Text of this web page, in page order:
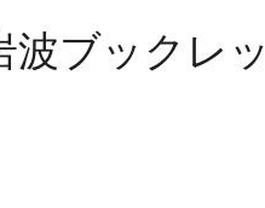
波ブックレッ